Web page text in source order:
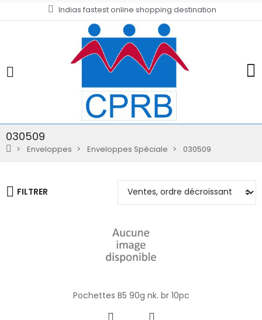
Indias fastest online shopping destination
030509
Enveloppes Enveloppes Spéciale 030509
FILTRER
Pochettes B5 90g nk. br 10pc